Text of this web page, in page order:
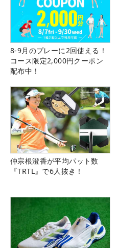
8-9月のプレーに2回使える！
コース限定2,000円クーポン
配布中！
仲宗根澄香が平均パット数
『TRTL』で6人抜き！